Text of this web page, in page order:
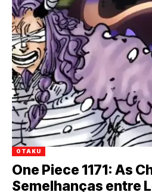
OTAKU
One Piece 1171: As
Semelhanças entre